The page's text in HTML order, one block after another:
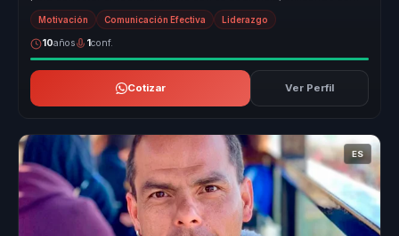
propia histor...
Motivación Comunicación Efectiva Liderazgo
10años 1conf.
Cotizar Ver Perfil
ES